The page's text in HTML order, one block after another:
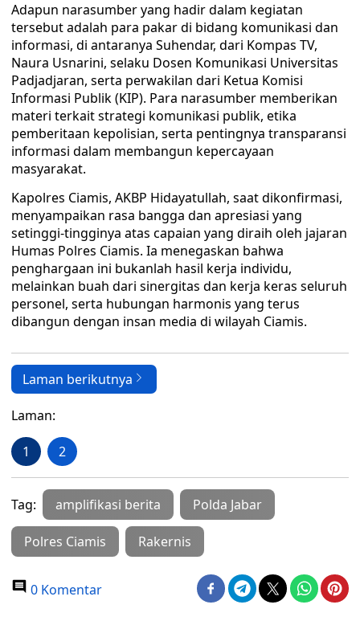
Adapun narasumber yang hadir dalam kegiatan
tersebut adalah para pakar di bidang komunikasi dan
informasi, di antaranya Suhendar, dari Kompas TV,
Naura Usnarini, selaku Dosen Komunikasi Universitas
Padjadjaran, serta perwakilan dari Ketua Komisi
Informasi Publik (KIP). Para narasumber memberikan
materi terkait strategi komunikasi publik, etika
pemberitaan kepolisian, serta pentingnya transparansi
informasi dalam membangun kepercayaan
masyarakat.
Kapolres Ciamis, AKBP Hidayatullah, saat dikonfirmasi,
menyampaikan rasa bangga dan apresiasi yang
setinggi-tingginya atas capaian yang diraih oleh jajaran
Humas Polres Ciamis. Ia menegaskan bahwa
penghargaan ini bukanlah hasil kerja individu,
melainkan buah dari sinergitas dan kerja keras seluruh
personel, serta hubungan harmonis yang terus
dibangun dengan insan media di wilayah Ciamis.
Laman berikutnya
Laman:
1 2
Tag: amplifikasi berita Polda Jabar
Polres Ciamis Rakernis
0 Komentar